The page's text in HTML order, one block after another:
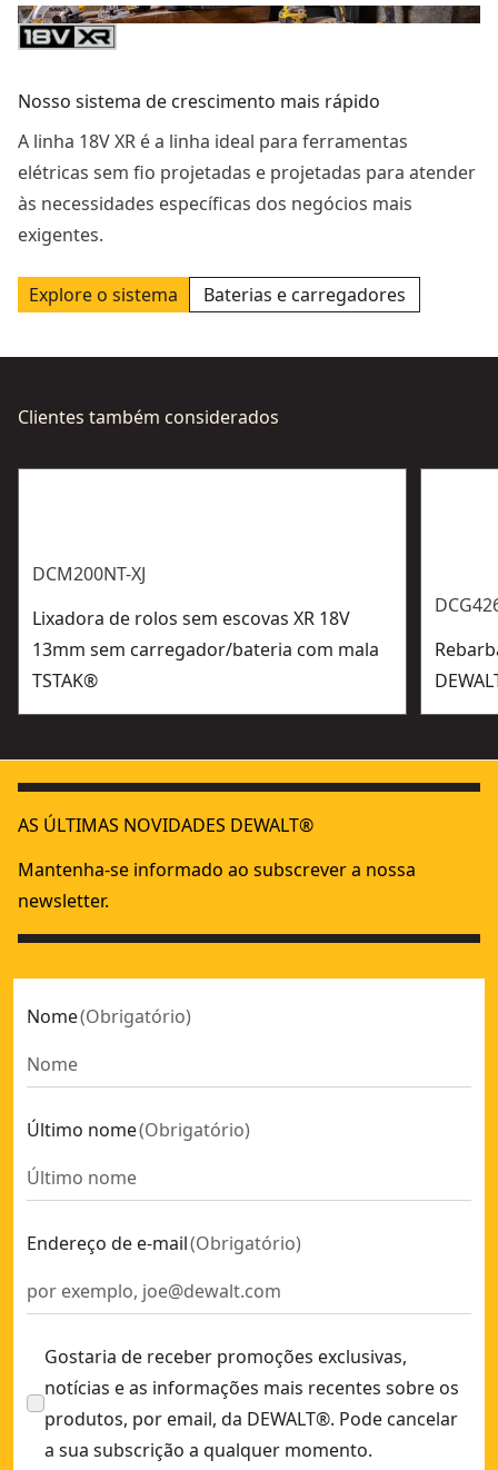
Nosso sistema de crescimento mais rápido
A linha 18V XR é a linha ideal para ferramentas
elétricas sem fio projetadas e projetadas para atender
às necessidades específicas dos negócios mais
exigentes.
Explore o sistema Baterias e carregadores
Clientes também considerados
DCM200NT-XJ
Lixadora de rolos sem escovas XR 18V
13mm sem carregador/bateria com mala
TSTAK®
AS ÚLTIMAS NOVIDADES DEWALT®
Mantenha-se informado ao subscrever a nossa
newsletter.
Nome(Obrigatório)
Último nome(Obrigatório)
Endereço de e-mail(Obrigatório)
Gostaria de receber promoções exclusivas,
notícias e as informações mais recentes sobre os
produtos, por email, da DEWALT®. Pode cancelar
a sua subscrição a qualquer momento.